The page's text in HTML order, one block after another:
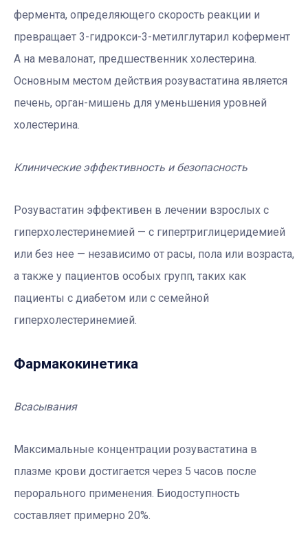
фермента, определяющего скорость реакции и
превращает 3-гидрокси-3-метилглутарил кофермент
А на мевалонат, предшественник холестерина.
Основным местом действия розувастатина является
печень, орган-мишень для уменьшения уровней
холестерина.
Клинические эффективность и безопасность
Розувастатин эффективен в лечении взрослых с
гиперхолестеринемией — с гипертриглицеридемией
или без нее — независимо от расы, пола или возраста,
а также у пациентов особых групп, таких как
пациенты с диабетом или с семейной
гиперхолестеринемией.
Фармакокинетика
Всасывания
Максимальные концентрации розувастатина в
плазме крови достигается через 5 часов после
перорального применения. Биодоступность
составляет примерно 20%.